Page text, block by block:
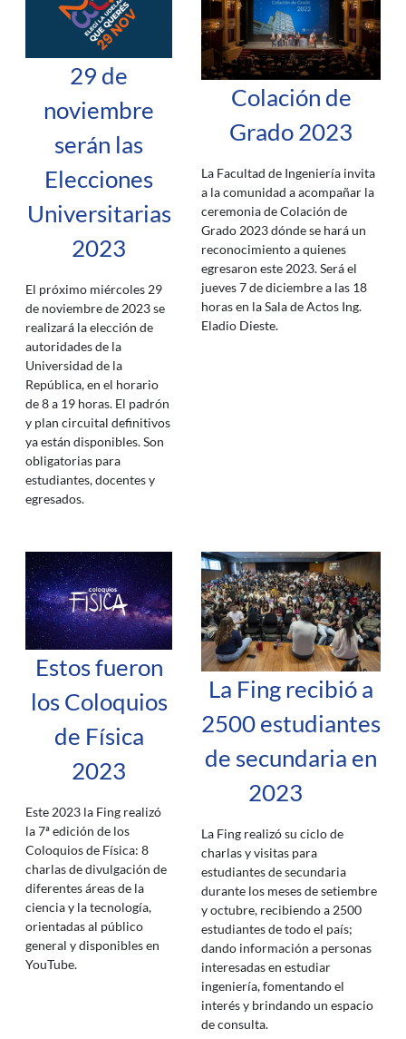
29 de
noviembre
serán las
Elecciones
Universitarias
2023
El próximo miércoles 29
de noviembre de 2023 se
realizará la elección de
autoridades de la
Universidad de la
República, en el horario
de 8 a 19 horas. El padrón
y plan circuital definitivos
ya están disponibles. Son
obligatorias para
estudiantes, docentes y
egresados.
Colación de
Grado 2023
La Facultad de Ingeniería invita
a la comunidad a acompañar la
ceremonia de Colación de
Grado 2023 dónde se hará un
reconocimiento a quienes
egresaron este 2023. Será el
jueves 7 de diciembre a las 18
horas en la Sala de Actos Ing.
Eladio Dieste.
Estos fueron
los Coloquios
de Física
2023
Este 2023 la Fing realizó
la 7ª edición de los
Coloquios de Física: 8
charlas de divulgación de
diferentes áreas de la
ciencia y la tecnología,
orientadas al público
general y disponibles en
YouTube.
La Fing recibió a
2500 estudiantes
de secundaria en
2023
La Fing realizó su ciclo de
charlas y visitas para
estudiantes de secundaria
durante los meses de setiembre
y octubre, recibiendo a 2500
estudiantes de todo el país;
dando información a personas
interesadas en estudiar
ingeniería, fomentando el
interés y brindando un espacio
de consulta.